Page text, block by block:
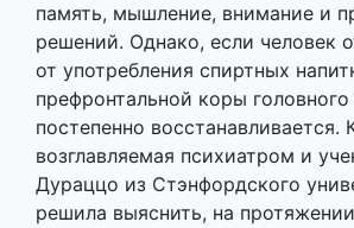
память, мышление, внимание и
решений. Однако, если человек
от употребления спиртных
префронтальной коры головного
постепенно восстанавливается.
возглавляемая психиатром и
Дураццо из Стэнфордского
решила выяснить, на